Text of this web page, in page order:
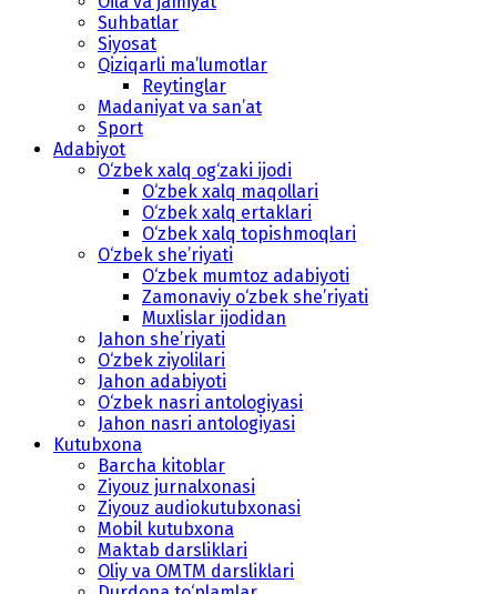
Suhbatlar
Siyosat
Qiziqarli ma’lumotlar
Reytinglar
Madaniyat va san’at
Sport
Adabiyot
O‘zbek xalq og‘zaki ijodi
O‘zbek xalq maqollari
O‘zbek xalq ertaklari
O‘zbek xalq topishmoqlari
O‘zbek she’riyati
O‘zbek mumtoz adabiyoti
Zamonaviy o‘zbek she’riyati
Muxlislar ijodidan
Jahon she’riyati
O‘zbek ziyolilari
Jahon adabiyoti
O‘zbek nasri antologiyasi
Jahon nasri antologiyasi
Kutubxona
Barcha kitoblar
Ziyouz jurnalxonasi
Ziyouz audiokutubxonasi
Mobil kutubxona
Maktab darsliklari
Oliy va OMTM darsliklari